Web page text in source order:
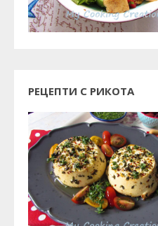
РЕЦЕПТИ С РИКОТА